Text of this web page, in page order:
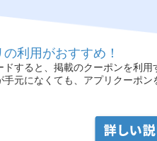
利用がおすすめ！
すると、掲載のクーポンを利用
手元になくても、アプリクーポ